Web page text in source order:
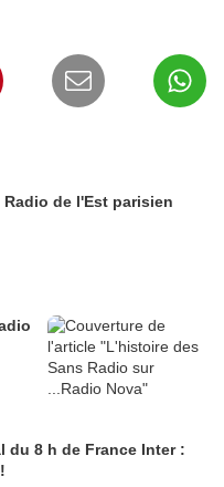
Sans Radio de l'Est parisien
du 8 h de France Inter :